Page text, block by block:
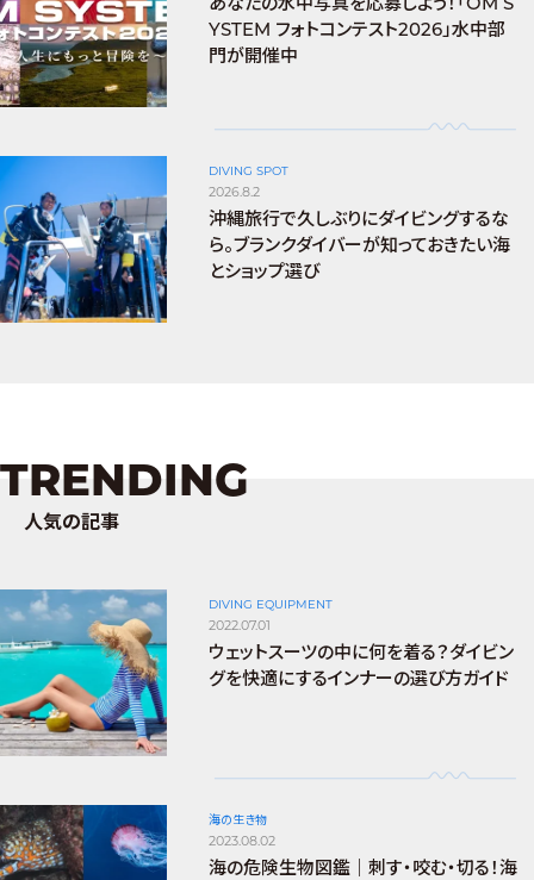
YSTEM フォトコンテスト2026」水中部
門が開催中
DIVING SPOT
2026.8.2
沖縄旅行で久しぶりにダイビングするな
ら。ブランクダイバーが知っておきたい海
とショップ選び
TRENDING
人気の記事
DIVING EQUIPMENT
2022.07.01
ウェットスーツの中に何を着る？ダイビン
グを快適にするインナーの選び方ガイド
海の生き物
2023.08.02
海の危険生物図鑑｜刺す・咬む・切る！海